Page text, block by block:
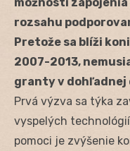
rozsahu
Pretože sa blíži
2007-2013,
granty v dohľadnej
Prvá výzva sa týka
vyspelých
pomoci je zvýšenie